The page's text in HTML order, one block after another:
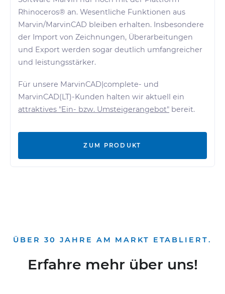
Rhinoceros® an. Wesentliche Funktionen aus
Marvin/MarvinCAD bleiben erhalten. Insbesondere
der Import von Zeichnungen, Überarbeitungen
und Export werden sogar deutlich umfangreicher
und leistungsstärker.
Für unsere MarvinCAD|complete- und
MarvinCAD(LT)-Kunden halten wir aktuell ein
attraktives "Ein- bzw. Umsteigerangebot" bereit.
ZUM PRODUKT
ÜBER 30 JAHRE AM MARKT ETABLIERT.
Erfahre mehr über uns!